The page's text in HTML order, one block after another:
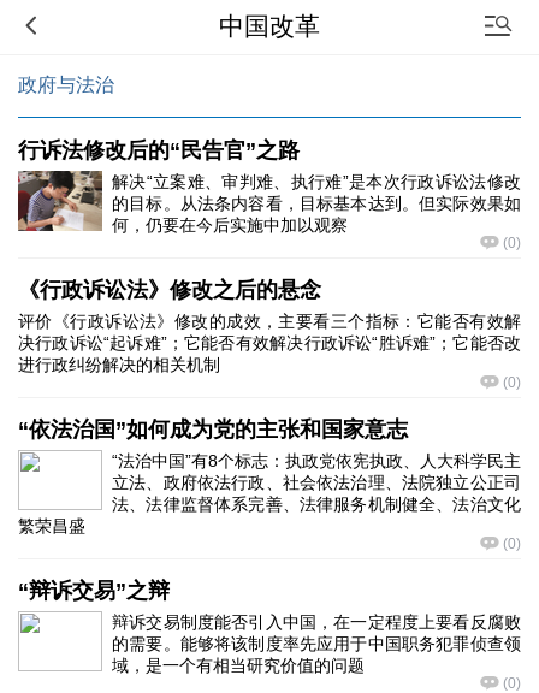
中国改革
政府与法治
行诉法修改后的“民告官”之路
解决“立案难、审判难、执行难”是本次行政诉讼法修改
的目标。从法条内容看，目标基本达到。但实际效果如
何，仍要在今后实施中加以观察
(0)
《行政诉讼法》修改之后的悬念
评价《行政诉讼法》修改的成效，主要看三个指标：它能否有效解
决行政诉讼“起诉难”；它能否有效解决行政诉讼“胜诉难”；它能否改
进行政纠纷解决的相关机制
(0)
“依法治国”如何成为党的主张和国家意志
“法治中国”有8个标志：执政党依宪执政、人大科学民主
立法、政府依法行政、社会依法治理、法院独立公正司
法、法律监督体系完善、法律服务机制健全、法治文化
繁荣昌盛
(0)
“辩诉交易”之辩
辩诉交易制度能否引入中国，在一定程度上要看反腐败
的需要。能够将该制度率先应用于中国职务犯罪侦查领
域，是一个有相当研究价值的问题
(0)